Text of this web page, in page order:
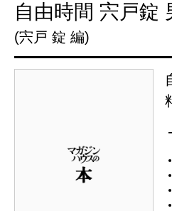
自由時間 宍戸錠
(宍戸 錠 編)